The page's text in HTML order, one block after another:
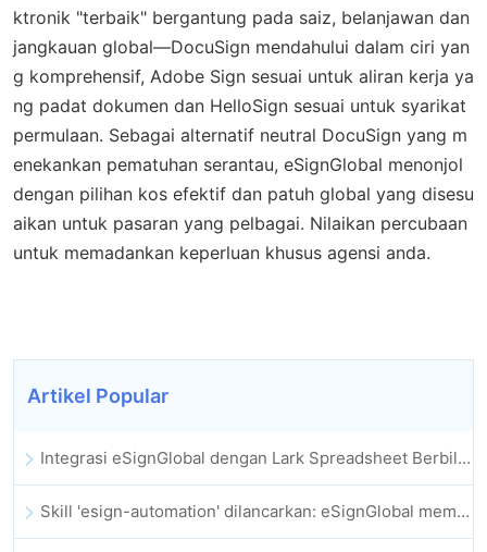
ktronik "terbaik" bergantung pada saiz, belanjawan dan
jangkauan global—DocuSign mendahului dalam ciri yan
g komprehensif, Adobe Sign sesuai untuk aliran kerja ya
ng padat dokumen dan HelloSign sesuai untuk syarikat
permulaan. Sebagai alternatif neutral DocuSign yang m
enekankan pematuhan serantau, eSignGlobal menonjol
dengan pilihan kos efektif dan patuh global yang disesu
aikan untuk pasaran yang pelbagai. Nilaikan percubaan
untuk memadankan keperluan khusus agensi anda.
Artikel Popular
Integrasi eSignGlobal dengan Lark Spreadsheet Berbilang Dimensi Dilancarkan Secara Rasmi: Automasi Penuh Proses Menandatangani dan Mengarkib Kontrak Elektronik
Skill 'esign-automation' dilancarkan: eSignGlobal memperkasa OpenClaw dengan tandatangan elektronik automatik